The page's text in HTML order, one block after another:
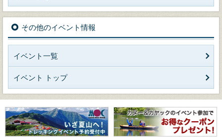
その他のイベント情報
イベント一覧
イベント トップ